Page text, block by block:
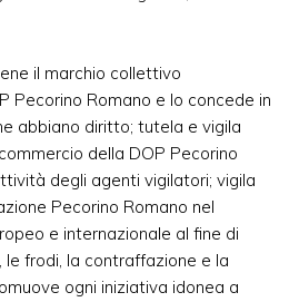
il marchio collettivo
Pecorino Romano e lo concede in
abbiano diritto; tutela e vigila
della DOP Pecorino
degli agenti vigilatori; vigila
Pecorino Romano nel
e internazionale al fine di
le frodi, la contraffazione e la
ogni iniziativa idonea a